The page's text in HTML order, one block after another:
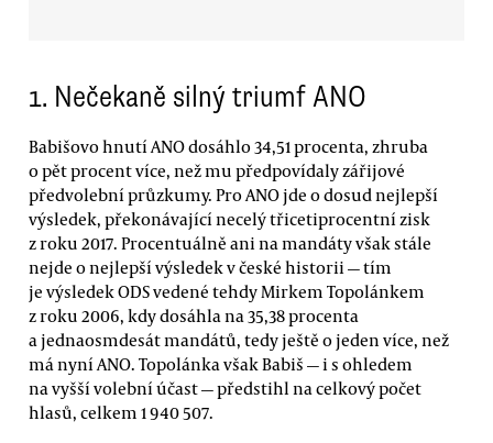
1. Nečekaně silný triumf ANO
Babišovo hnutí ANO dosáhlo 34,51 procenta, zhruba
o pět procent více, než mu předpovídaly zářijové
předvolební průzkumy. Pro ANO jde o dosud nejlepší
výsledek, překonávající necelý třicetiprocentní zisk
z roku 2017. Procentuálně ani na mandáty však stále
nejde o nejlepší výsledek v české historii — tím
je výsledek ODS vedené tehdy Mirkem Topolánkem
z roku 2006, kdy dosáhla na 35,38 procenta
a jednaosmdesát mandátů, tedy ještě o jeden více, než
má nyní ANO. Topolánka však Babiš — i s ohledem
na vyšší volební účast — předstihl na celkový počet
hlasů, celkem 1 940 507.